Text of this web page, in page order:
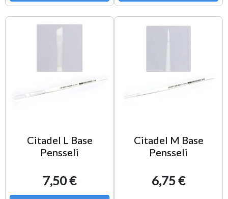
Citadel L Base
Pensseli
7,50 €
Citadel M Base
Pensseli
6,75 €